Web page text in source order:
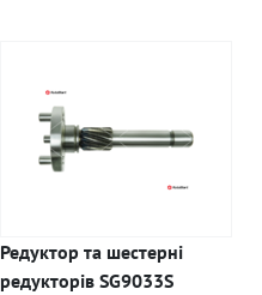
Редуктор та шестерні
редукторів SG9033S